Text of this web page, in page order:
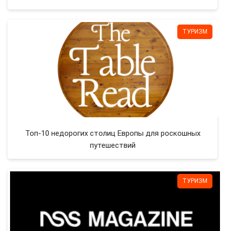
ТУРИЗМ
Топ-10 недорогих столиц Европы для роскошных
путешествий
ТУРИЗМ